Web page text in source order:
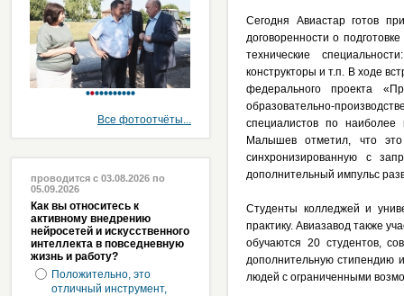
Все фотоотчёты...
проводится с 03.08.2026 по
05.09.2026
Как вы относитесь к
активному внедрению
нейросетей и искусственного
интеллекта в повседневную
жизнь и работу?
Положительно, это
отличный инструмент,
Сегодня Авиастар готов
договоренности о
технические
конструкторы и т.п. В ходе
федерального проекта
образовательно-
специалистов по
Малышев отметил, что это
синхронизированную с
дополнительный импульс
Студенты колледжей и
практику. Авиазавод также
обучаются 20 студентов,
дополнительную стипендию
людей с ограниченными